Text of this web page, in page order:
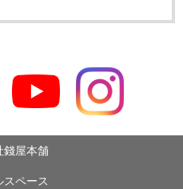
錢屋本舗
スペース